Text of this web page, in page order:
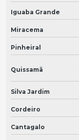
Iguaba Grande
Miracema
Pinheiral
Quissamã
Silva Jardim
Cordeiro
Cantagalo